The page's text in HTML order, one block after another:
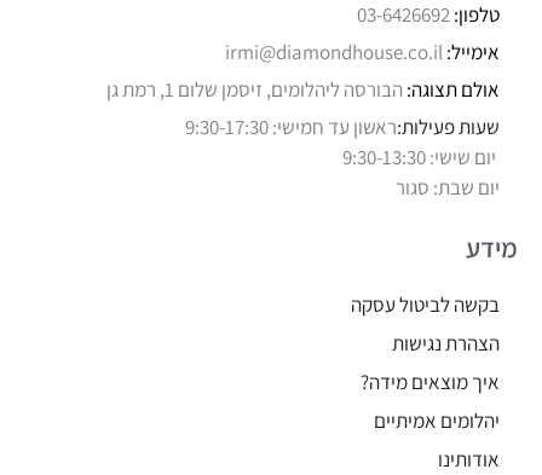
טלפון:03-6426692
אימייל:irmi@diamondhouse.co.il
אולם תצוגה: הבורסה ליהלומים, זיסמן שלום 1, רמת גן
שעות פעילות:ראשון עד חמישי: 9:30-17:30
יום שישי: 9:30-13:30
יום שבת: סגור
מידע
בקשה לביטול עסקה
הצהרת נגישות
איך מוצאים מידה?
יהלומים אמיתיים
אודותינו